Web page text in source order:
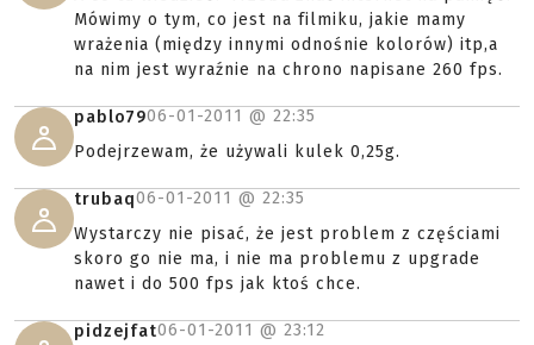
Mówimy o tym, co jest na filmiku, jakie mamy
wrażenia (między innymi odnośnie kolorów) itp,a
na nim jest wyraźnie na chrono napisane 260 fps.
pablo7906-01-2011 @ 22:35
Podejrzewam, że używali kulek 0,25g.
trubaq06-01-2011 @ 22:35
Wystarczy nie pisać, że jest problem z częściami
skoro go nie ma, i nie ma problemu z upgrade
nawet i do 500 fps jak ktoś chce.
pidzejfat06-01-2011 @ 23:12